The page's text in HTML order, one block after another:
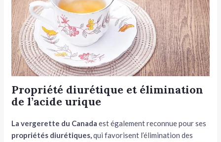
Propriété diurétique et élimination
de l’acide urique
La vergerette du Canadaest également reconnue pour ses
propriétés diurétiques,qui favorisent l’élimination des